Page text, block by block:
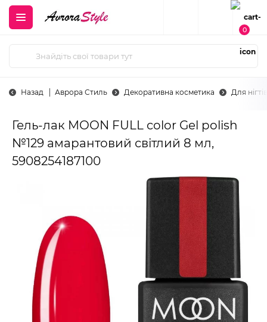
0
Назад Аврора Стиль Декоративна косметика Для нігтів
Гель-лак MOON FULL color Gel polish
№129 амарантовий світлий 8 мл,
5908254187100